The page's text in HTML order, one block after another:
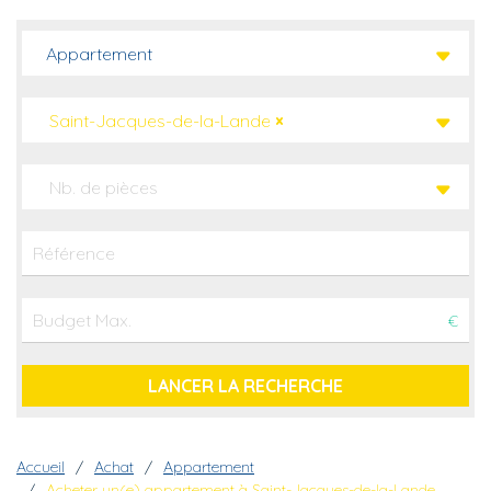
Appartement
×
Saint-Jacques-de-la-Lande
Nb. de pièces
€
Fil d'Ariane
Accueil Achat
Appartement